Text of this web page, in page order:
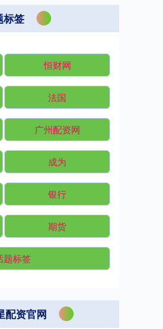
标签
恒财网
法国
广州配资网
成为
银行
期货
题标签
配资官网